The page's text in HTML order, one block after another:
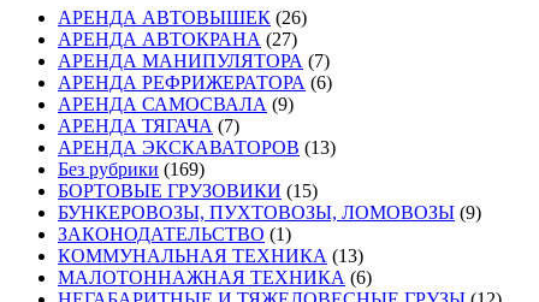
АРЕНДА АВТОВЫШЕК (26)
АРЕНДА АВТОКРАНА (27)
АРЕНДА МАНИПУЛЯТОРА (7)
АРЕНДА РЕФРИЖЕРАТОРА (6)
АРЕНДА САМОСВАЛА (9)
АРЕНДА ТЯГАЧА (7)
АРЕНДА ЭКСКАВАТОРОВ (13)
Без рубрики (169)
БОРТОВЫЕ ГРУЗОВИКИ (15)
БУНКЕРОВОЗЫ, ПУХТОВОЗЫ, ЛОМОВОЗЫ (9)
ЗАКОНОДАТЕЛЬСТВО (1)
КОММУНАЛЬНАЯ ТЕХНИКА (13)
МАЛОТОННАЖНАЯ ТЕХНИКА (6)